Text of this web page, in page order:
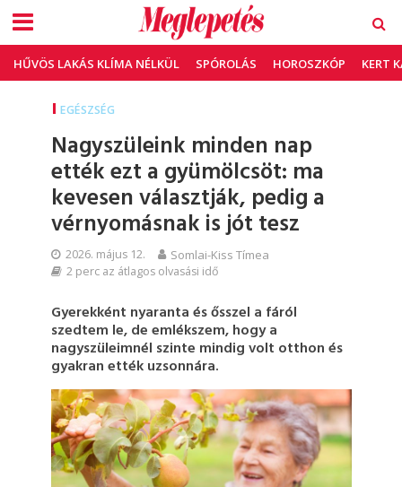
HŰVÖS LAKÁS KLÍMA NÉLKÜL SPÓROLÁS HOROSZKÓP KERT
EGÉSZSÉG
Nagyszüleink minden nap
ették ezt a gyümölcsöt: ma
kevesen választják, pedig a
vérnyomásnak is jót tesz
2026. május 12. Somlai-Kiss Tímea
2 perc az átlagos olvasási idő
Gyerekként nyaranta és ősszel a fáról
szedtem le, de emlékszem, hogy a
nagyszüleimnél szinte mindig volt otthon és
gyakran ették uzsonnára.